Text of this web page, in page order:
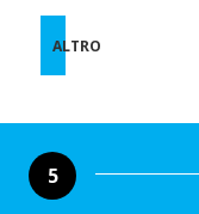
ALTRO
5